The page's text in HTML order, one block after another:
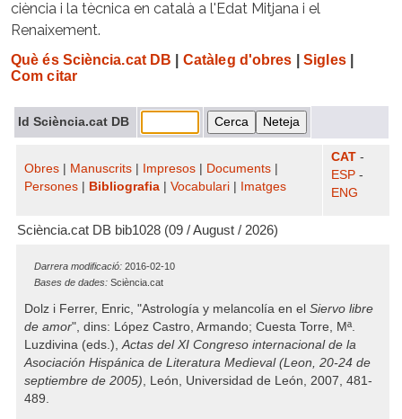
ciència i la tècnica en català a l'Edat Mitjana i el
Renaixement.
Què és Sciència.cat DB Catàleg d'obres Sigles|
Com citar
Id Sciència.cat DB
Obres Manuscrits Impresos Documents
Persones
Bibliografia Vocabulari Imatges
CAT -
ESP -
ENG
Sciència.cat DB bib1028 (09 / August / 2026)
Darrera modificació: 2016-02-10
Bases de dades: Sciència.cat
Dolz i Ferrer, Enric, "Astrología y melancolía en el Siervo libre
de amor", dins: López Castro, Armando; Cuesta Torre, Mª.
Luzdivina (eds.),Actas del XI Congreso internacional de la
Asociación Hispánica de Literatura Medieval (Leon, 20-24 de
septiembre de 2005), León, Universidad de León, 2007, 481-
489.